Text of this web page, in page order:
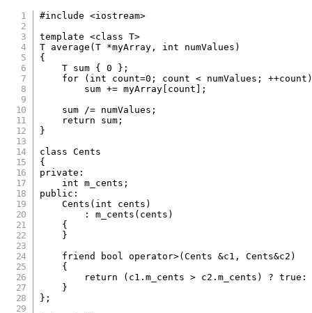
#include
<iostream>
template
<class T>
T average (T *myArray , int numValues )
{
    T sum
{ 0 } ;
for
( int count=0 ; count < numValues ; ++count
        sum
+= myArray count
;
    sum
/= numValues ;
return sum ;
}
class
Cents
{
private :
int m_cents ;
public :
Cents ( int cents )
:
m_cents ( cents )
{
}
friend
bool operator>(Cents &c1 , Cents&c2 )
{
return
( c1 .m_cents > c2 .m_cents ) ? true :
}
} ;